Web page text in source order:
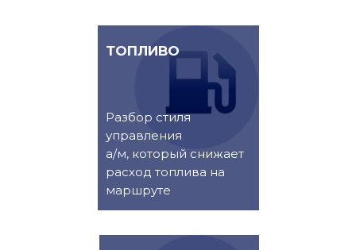
Разбор стиля
управления
а/м, который снижает
расход топлива на
маршруте
ТОПЛИВО